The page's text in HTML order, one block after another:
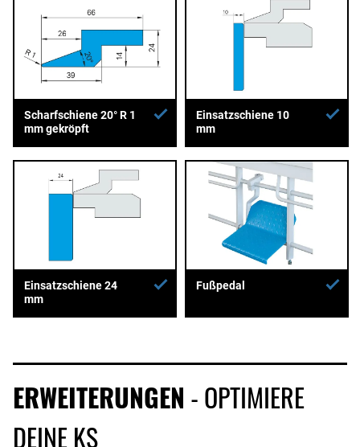
Scharfschiene 20° R 1
mm gekröpft
Einsatzschiene 10
mm
Einsatzschiene 24
mm
Fußpedal
ERWEITERUNGEN - OPTIMIERE
DEINE KS